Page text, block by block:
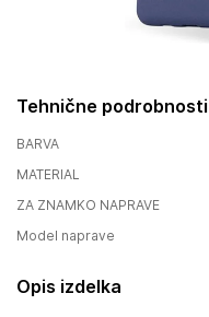
Tehnične podrobnosti
BARVA
MATERIAL
ZA ZNAMKO NAPRAVE
Model naprave
Opis izdelka